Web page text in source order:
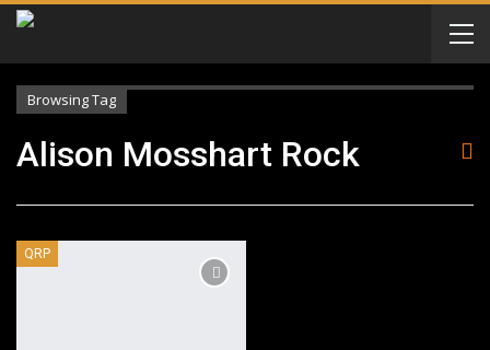
Browsing Tag
Alison Mosshart Rock
QRP